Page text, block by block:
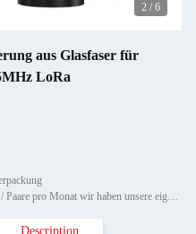
2 / 6
aus Glasfaser für
LoRa
Versorgungsmaterial-Fähigkeit: 20000 Paare / Paare pro Monat wir haben unsere eigene Fabrik
Description